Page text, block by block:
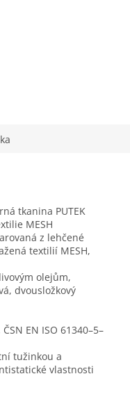
tkanina PUTEK
MESH
z lehčené
textilií MESH,
olejům,
dvousložkový
EN ISO 61340–5–
tužinkou a
vlastnosti